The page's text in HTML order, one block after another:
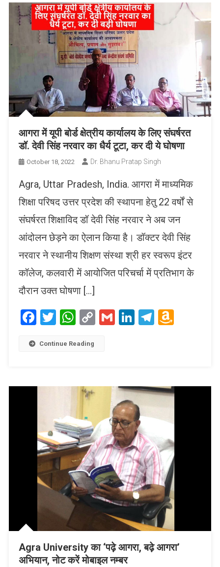
आगरा में यूपी बोर्ड क्षेत्रीय कार्यालय के लिए संघर्षरत
डॉ. देवी सिंह नरवार का धैर्य टूटा, कर दी ये घोषणा
October 18, 2022 Dr. Bhanu Pratap Singh
Agra, Uttar Pradesh, India. आगरा में माध्यमिक
शिक्षा परिषद उत्तर प्रदेश की स्थापना हेतु 22 वर्षों से
संघर्षरत शिक्षाविद डॉ देवी सिंह नरवार ने अब जन
आंदोलन छेड़ने का ऐलान किया है। डॉक्टर देवी सिंह
नरवार ने स्थानीय शिक्षण संस्था श्री हर स्वरूप इंटर
कॉलेज, कलवारी में आयोजित परिचर्चा में प्रतिभाग के
दौरान उक्त घोषणा […]
Facebook
Twitter
WhatsApp
CopyGmailLinkedIn
Telegram
Continue Reading
Agra University का ‘पढ़े आगरा, बढ़े आगरा’
अभियान, नोट करें मोबाइल नम्बर